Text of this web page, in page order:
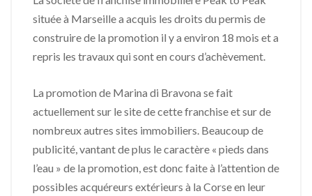
située à Marseille a acquis les droits du permis de
construire de la promotion il y a environ 18 mois et a
repris les travaux qui sont en cours d’achèvement.
La promotion de Marina di Bravona se fait
actuellement sur le site de cette franchise et sur de
nombreux autres sites immobiliers. Beaucoup de
publicité, vantant de plus le caractère « pieds dans
l’eau » de la promotion, est donc faite à l’attention de
possibles acquéreurs extérieurs à la Corse en leur